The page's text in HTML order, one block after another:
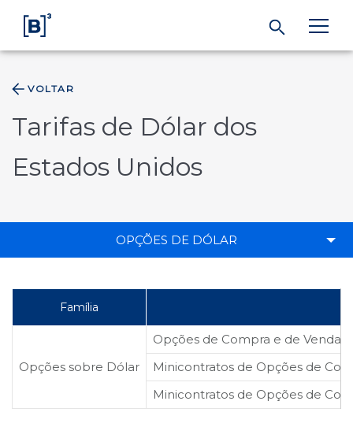
Regulação
VOLTAR
Tarifas de Dólar dos
Estados Unidos
OPÇÕES DE DÓLAR
Família
Opções sobre Dólar
Opções de Compra e de Venda
Minicontratos de Opções de
Minicontratos de Opções de